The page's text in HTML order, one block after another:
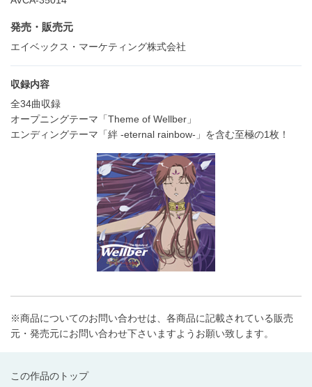
この作品のトップ
発売・販売元
エイベックス・マーケティング株式会社
収録内容
全34曲収録
オープニングテーマ「Theme of Wellber」
エンディングテーマ「絆 -eternal rainbow-」を含む至極の1枚！
※商品についてのお問い合わせは、各商品に記載されている販売
元・発売元にお問い合わせ下さいますようお願い致します。